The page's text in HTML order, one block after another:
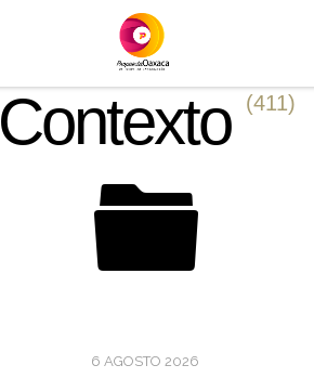
Contexto (411)
6 AGOSTO 2026